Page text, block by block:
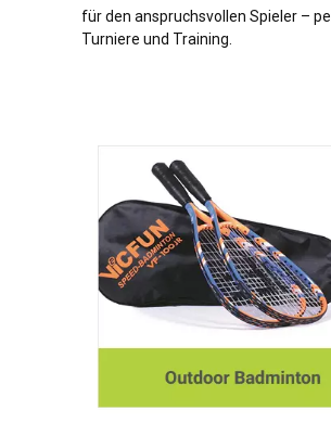
für den anspruchsvollen Spieler –
Turniere und Training.